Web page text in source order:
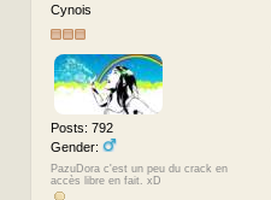
Cynois
Posts: 792
Gender:
PazuDora c'est un peu du crack en
accès libre en fait. xD